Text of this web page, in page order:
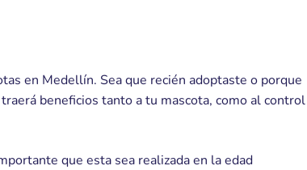
en Medellín. Sea que recién adoptaste o porque
beneficios tanto a tu mascota, como al control
que esta sea realizada en la edad